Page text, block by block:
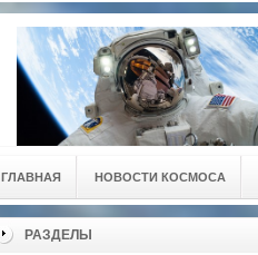
ГЛАВНАЯ НОВОСТИ КОСМОСА
РАЗДЕЛЫ